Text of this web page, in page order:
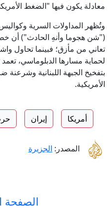
معادلة يكون فيها "الضغط
وتُظهر المداولات السرية
("شن هجوما وأنهِ الحادث") أن خطة
تعاني من مأزق؛ فبينما تحاول
لحماية مسارها الدبلوماسي،
بتفخيخ الجبهة اللبنانية وشرعنة
الأمريكية.
أمريكا إيران
المصدر: الجزيرة
الصفحة